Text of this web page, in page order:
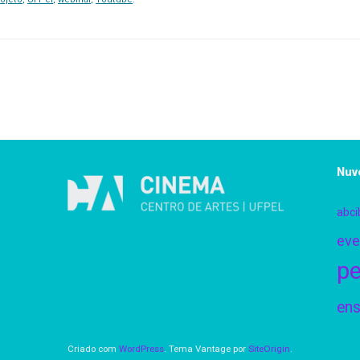
Criado com WordPress. Tema Vantage por SiteOrigin.